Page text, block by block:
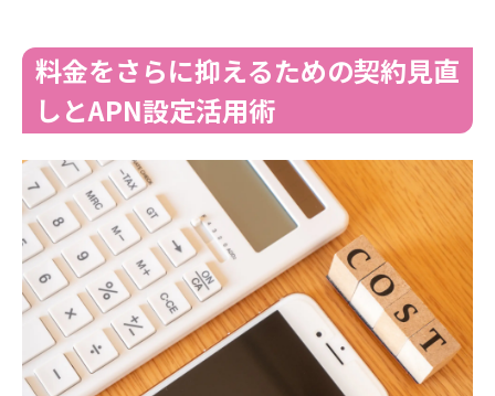
料金をさらに抑えるための契約見直
しとAPN設定活用術